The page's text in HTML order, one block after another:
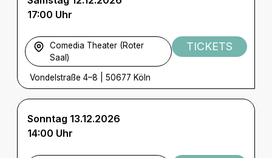
17:00 Uhr
Comedia Theater (Roter
Saal)
Vondelstraße 4–8 50677 Köln
TICKETS
Sonntag 13.12.2026
14:00 Uhr